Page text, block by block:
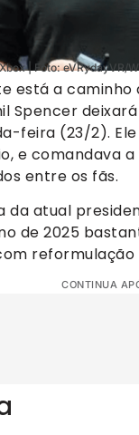
| Foto: eVRydayVR/
está a caminho
Spencer
feira (23/2).
e comandava
entre os fãs.
atual
de 2025
CONTINUA